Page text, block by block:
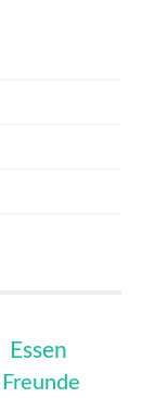
Essen
Freunde